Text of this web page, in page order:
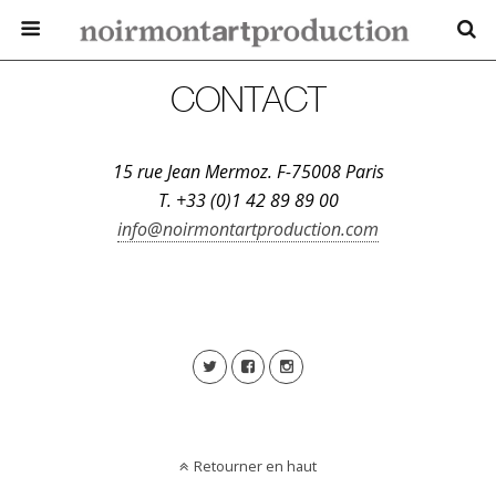
CONTACT
15 rue Jean Mermoz. F-75008 Paris
T. +33 (0)1 42 89 89 00
info@noirmontartproduction.com
Retourner en haut